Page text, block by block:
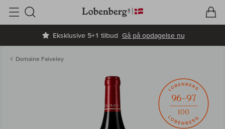
Eksklusive 5+1 tilbud Gå på opdagelse nu
Søg
Domaine Faiveley
96–97
100